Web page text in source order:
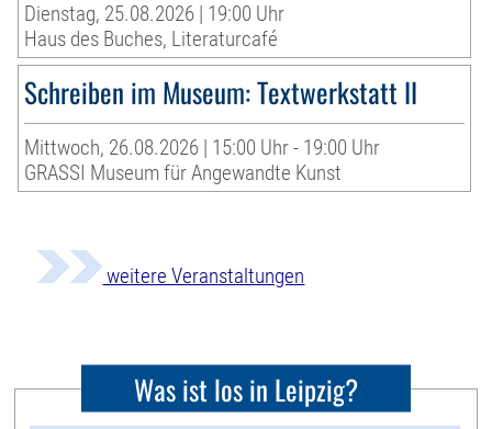
Dienstag, 25.08.2026 | 19:00 Uhr
Haus des Buches, Literaturcafé
Schreiben im Museum: Textwerkstatt II
Mittwoch, 26.08.2026 | 15:00 Uhr - 19:00 Uhr
GRASSI Museum für Angewandte Kunst
weitere Veranstaltungen
Was ist los in Leipzig?